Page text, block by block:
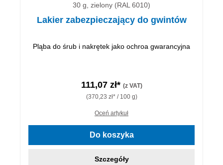
30 g, zielony (RAL 6010)
Lakier zabezpieczający do gwintów
Pląba do śrub i nakrętek jako ochroa gwarancyjna
111,07 zł* (z VAT)
(370,23 zł* / 100 g)
Oceń artykuł
Do koszyka
Szczegóły